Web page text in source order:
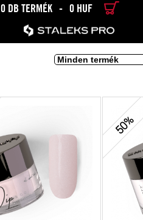
0 DB TERMÉK - 0 HUF
RÉSZLETES
50%